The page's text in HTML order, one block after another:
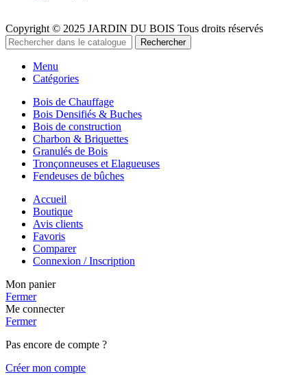
Copyright © 2025 JARDIN DU BOIS Tous droits réservés
Rechercher
Menu
Catégories
Bois de Chauffage
Bois Densifiés & Buches
Bois de construction
Charbon & Briquettes
Granulés de Bois
Tronçonneuses et Elagueuses
Fendeuses de bûches
Accueil
Boutique
Avis clients
Favoris
Comparer
Connexion / Inscription
Mon panier
Fermer
Me connecter
Fermer
Pas encore de compte ?
Créer mon compte